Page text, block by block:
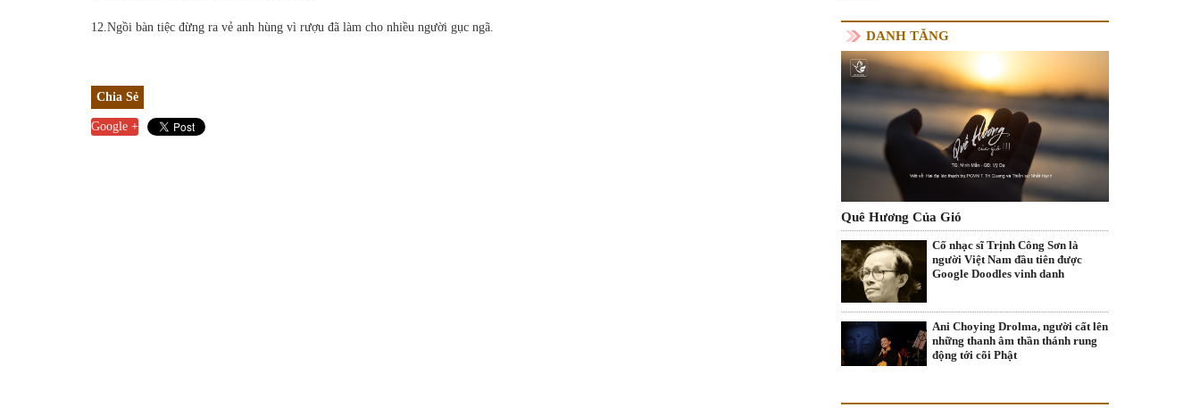
12.Ngồi bàn tiệc đừng ra vẻ anh hùng vì rượu đã làm cho nhiều người gục ngã.
Chia Sẻ
Google +
DANH TĂNG
Quê Hương Của Gió
Cố nhạc sĩ Trịnh Công Sơn là
người Việt Nam đầu tiên được
Google Doodles vinh danh
Ani Choying Drolma, người cất lên
những thanh âm thần thánh rung
động tới cõi Phật